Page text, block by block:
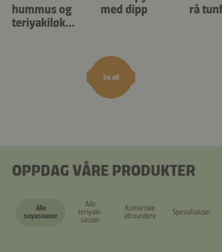
Se alt
hummus og
teriyakiløk
med dipp
rå
OPPDAG VÅRE PRODUKTER
Alle
soyasauser
Alle
teriyaki-
sauser
Kulinariske
allroundere
Spesialsauser